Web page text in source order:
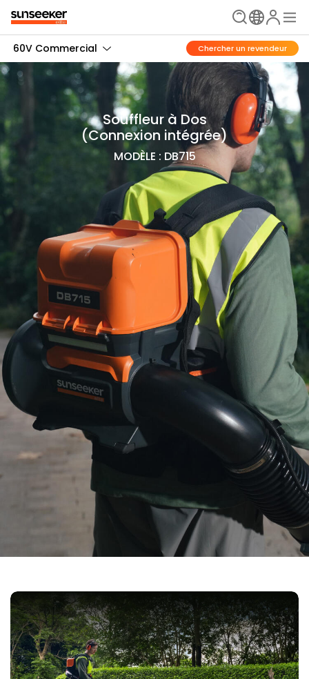
60V Commercial Chercher un revendeur
Souffleur à Dos
(Connexion intégrée)
MODÈLE : DB715